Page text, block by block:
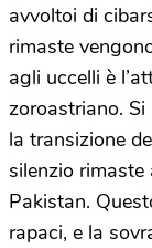
avvoltoi di
rimaste
agli uccelli è
zoroastriano. Si
la transizione
silenzio rimaste
Pakistan.
rapaci, e la